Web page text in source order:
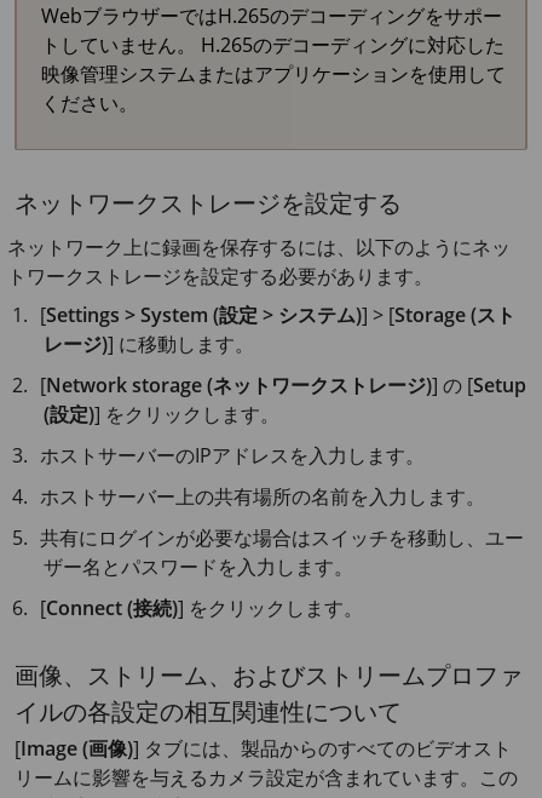
WebブラウザーではH.265のデコーディングをサポー
トしていません。 H.265のデコーディングに対応した
映像管理システムまたはアプリケーションを使用して
ください。
ネットワークストレージを設定する
ネットワーク上に録画を保存するには、以下のようにネッ
トワークストレージを設定する必要があります。
[Settings > System (設定 > システム)] > [Storage (スト
レージ)] に移動します。
[Network storage (ネットワークストレージ)] の [Setup
(設定)] をクリックします。
ホストサーバーのIPアドレスを入力します。
ホストサーバー上の共有場所の名前を入力します。
共有にログインが必要な場合はスイッチを移動し、ユー
ザー名とパスワードを入力します。
[Connect (接続)] をクリックします。
画像、ストリーム、およびストリームプロファ
イルの各設定の相互関連性について
[Image (画像)] タブには、製品からのすべてのビデオスト
リームに影響を与えるカメラ設定が含まれています。この